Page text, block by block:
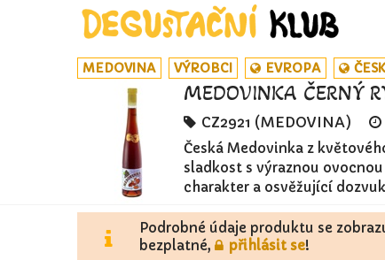
MEDOVINA VÝROBCI EVROPA
MEDOVINKA ČERNÝ
CZ2921 (MEDOVINA)
Česká Medovinka z
sladkost s výraznou
charakter a osvěžující
Podrobné údaje produktu se
bezplatné,
přihlásit se!